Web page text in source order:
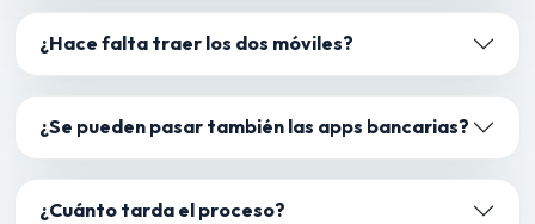
¿Hace falta traer los dos móviles?
¿Se pueden pasar también las apps bancarias?
¿Cuánto tarda el proceso?